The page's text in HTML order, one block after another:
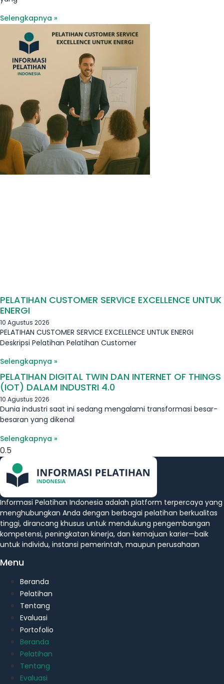
Selengkapnya »
PELATIHAN CUSTOMER SERVICE EXCELLENCE UNTUK
ENERGI
10 Agustus 2026
PELATIHAN CUSTOMER SERVICE EXCELLENCE UNTUK ENERGI
Deskripsi Pelatihan Pelatihan Customer
Selengkapnya »
PELATIHAN DIGITAL TWIN DAN INTERNET OF THINGS
(IOT) DALAM INDUSTRI 4.0
10 Agustus 2026
Dunia industri saat ini sedang mengalami transformasi besar-
besaran yang dikenal
Selengkapnya »
Informasi Pelatihan Indonesia adalah platform terpercaya yang
menghubungkan Anda dengan berbagai pelatihan berkualitas
tinggi, dirancang khusus untuk mendukung pengembangan
kompetensi, peningkatan kinerja, dan kemajuan karier—baik
untuk individu, instansi pemerintah, maupun perusahaan
Menu
Beranda
Pelatihan
Tentang
Evaluasi
Portofolio
Beranda
Pelatihan
Tentang
Evaluasi